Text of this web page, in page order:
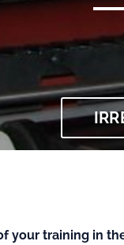
your training in